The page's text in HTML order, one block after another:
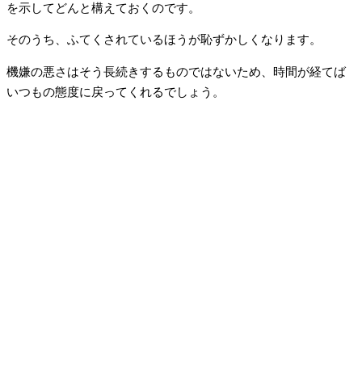
を示してどんと構えておくのです。
そのうち、ふてくされているほうが恥ずかしくなります。
機嫌の悪さはそう長続きするものではないため、時間が経てば
いつもの態度に戻ってくれるでしょう。